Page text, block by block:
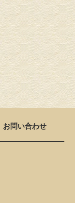
お問い合わせ